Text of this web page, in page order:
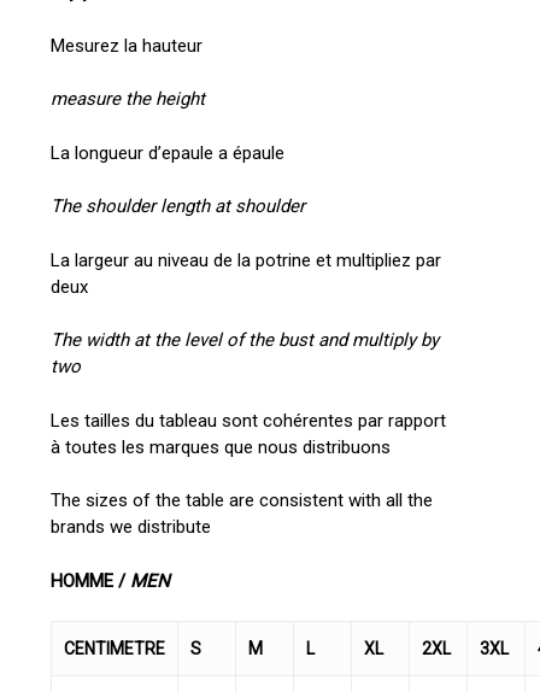
Mesurez la hauteur
measure the height
La longueur d’epaule a épaule
The shoulder length at shoulder
La largeur au niveau de la potrine et multipliez par
deux
The width at the level of the bust and multiply by
two
Les tailles du tableau sont cohérentes par rapport
à toutes les marques que nous distribuons
The sizes of the table are consistent with all the
brands we distribute
HOMME /MEN
CENTIMETRE S M L XL 2XL 3XL